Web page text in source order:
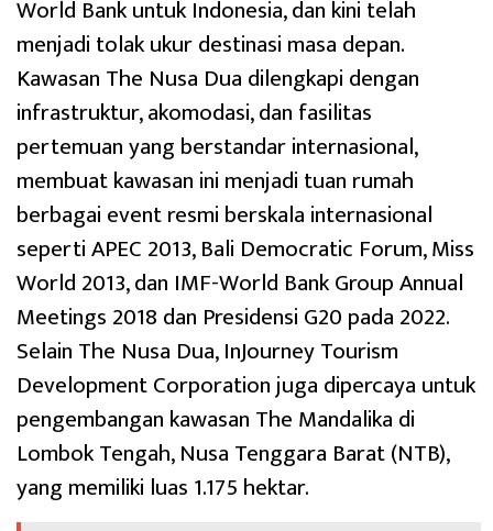
World Bank untuk Indonesia, dan kini telah
menjadi tolak ukur destinasi masa depan.
Kawasan The Nusa Dua dilengkapi dengan
infrastruktur, akomodasi, dan fasilitas
pertemuan yang berstandar internasional,
membuat kawasan ini menjadi tuan rumah
berbagai event resmi berskala internasional
seperti APEC 2013, Bali Democratic Forum, Miss
World 2013, dan IMF-World Bank Group Annual
Meetings 2018 dan Presidensi G20 pada 2022.
Selain The Nusa Dua, InJourney Tourism
Development Corporation juga dipercaya untuk
pengembangan kawasan The Mandalika di
Lombok Tengah, Nusa Tenggara Barat (NTB),
yang memiliki luas 1.175 hektar.